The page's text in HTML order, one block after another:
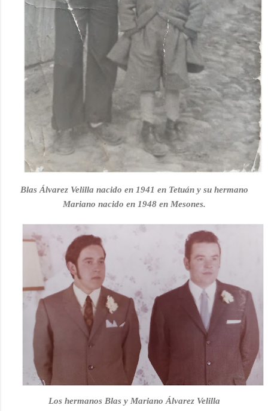
Blas Álvarez Velilla nacido en 1941 en Tetuán y su hermano
Mariano nacido en 1948 en Mesones.
Los hermanos Blas y Mariano Álvarez Velilla